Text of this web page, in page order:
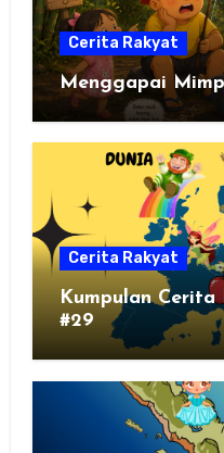
Cerita Rakyat
Menggapai
Cerita Rakyat
Kumpulan
#29